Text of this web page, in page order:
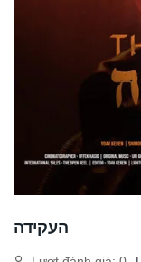
העקידה